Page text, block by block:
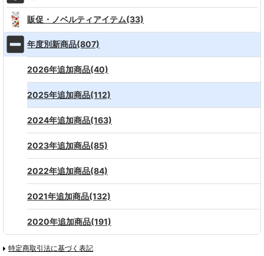
販促・ノベルティアイテム(33)
年度別新商品(807)
2026年追加商品(40)
2025年追加商品(112)
2024年追加商品(163)
2023年追加商品(85)
2022年追加商品(84)
2021年追加商品(132)
2020年追加商品(191)
特定商取引法に基づく表記